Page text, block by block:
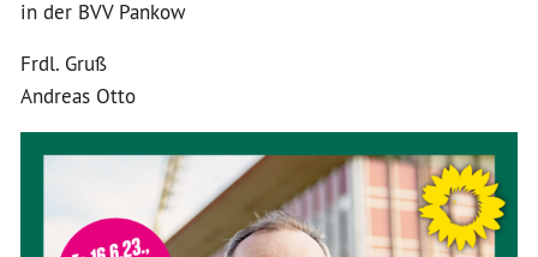
in der BVV Pankow
Frdl. Gruß
Andreas Otto